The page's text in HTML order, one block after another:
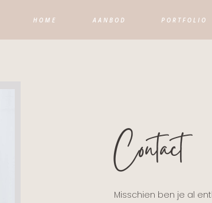
HOME AANBOD PORTFOLIO
Contact
Misschien ben je al